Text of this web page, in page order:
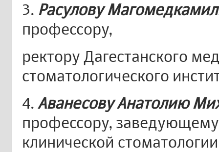
3. Расулову
профессору,
ректору Дагестанского
стоматологического
4. Аванесову Анатолию
профессору,
клинической